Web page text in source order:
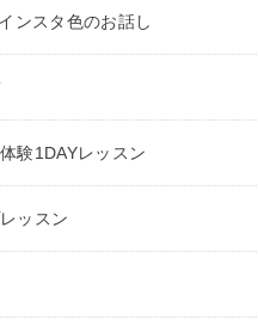
ンスタ色のお話し
験1DAYレッスン
ッスン